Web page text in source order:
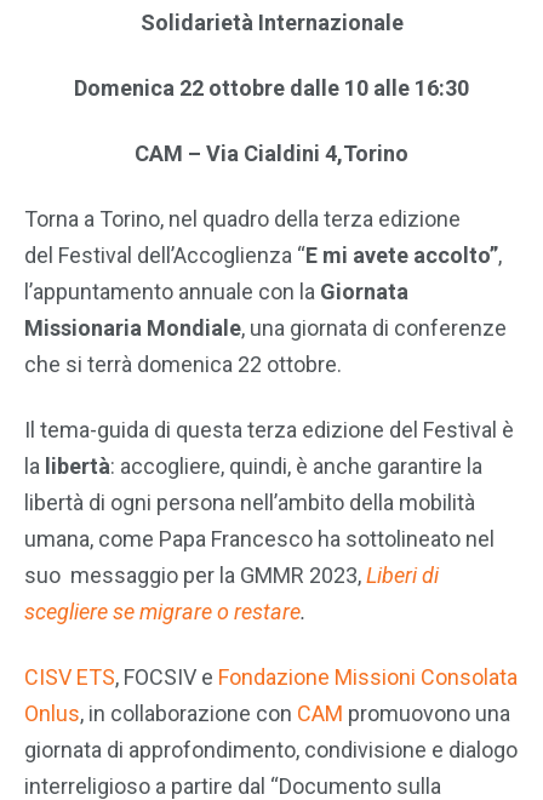
Solidarietà Internazionale
Domenica 22 ottobre dalle 10 alle 16:30
CAM – Via Cialdini 4,Torino
Torna a Torino, nel quadro della terza edizione
del Festival dell’Accoglienza “E mi avete accolto”,
l’appuntamento annuale con la Giornata
Missionaria Mondiale, una giornata di conferenze
che si terrà domenica 22 ottobre.
Il tema-guida di questa terza edizione del Festival è
la libertà: accogliere, quindi, è anche garantire la
libertà di ogni persona nell’ambito della mobilità
umana, come Papa Francesco ha sottolineato nel
suo messaggio per la GMMR 2023,Liberi di
scegliere se migrare o restare.
CISV ETS, FOCSIV e Fondazione Missioni Consolata
Onlus, in collaborazione con CAM promuovono una
giornata di approfondimento, condivisione e dialogo
interreligioso a partire dal “Documento sulla